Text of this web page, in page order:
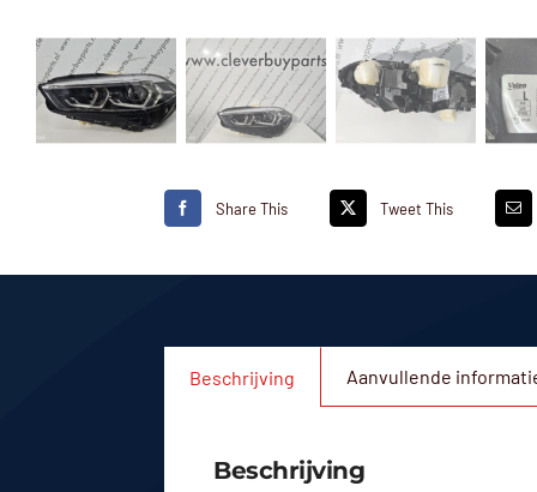
Share This Tweet This
Beschrijving Aanvullende
Beschrijving